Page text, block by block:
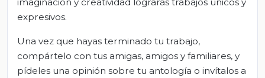
expresivos.
Una vez que hayas terminado tu trabajo,
compártelo con tus amigas, amigos y familiares, y
pídeles una opinión sobre tu antología o invítalos a